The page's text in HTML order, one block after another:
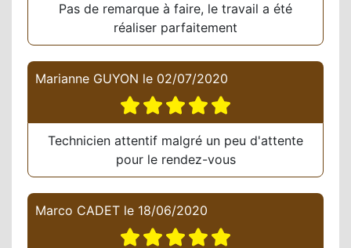
Pas de remarque à faire, le travail a été
réaliser parfaitement
Marianne GUYON le 02/07/2020
Technicien attentif malgré un peu d'attente
pour le rendez-vous
Marco CADET le 18/06/2020